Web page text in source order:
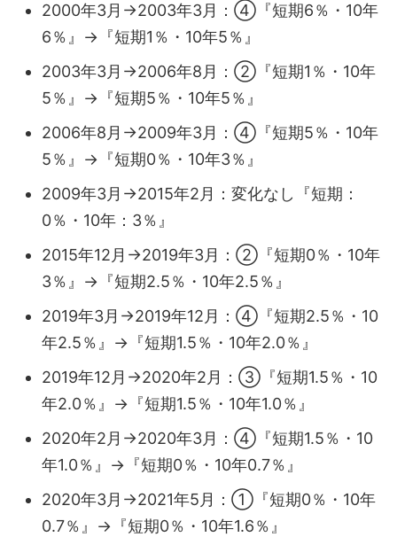
2000年3月→2003年3月：④『短期6％・10年
6％』→『短期1％・10年5％』
2003年3月→2006年8月：②『短期1％・10年
5％』→『短期5％・10年5％』
2006年8月→2009年3月：④『短期5％・10年
5％』→『短期0％・10年3％』
2009年3月→2015年2月：変化なし『短期：
0％・10年：3％』
2015年12月→2019年3月：②『短期0％・10年
3％』→『短期2.5％・10年2.5％』
2019年3月→2019年12月：④『短期2.5％・10
年2.5％』→『短期1.5％・10年2.0％』
2019年12月→2020年2月：③『短期1.5％・10
年2.0％』→『短期1.5％・10年1.0％』
2020年2月→2020年3月：④『短期1.5％・10
年1.0％』→『短期0％・10年0.7％』
2020年3月→2021年5月：①『短期0％・10年
0.7％』→『短期0％・10年1.6％』